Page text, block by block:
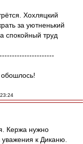
Хохляцкий
за уютненький
спокойный труд
Кержа нужно
к Диканю.